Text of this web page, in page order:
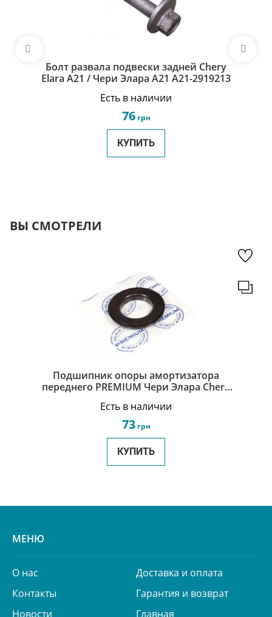
Болт развала подвески задней Chery
Elara A21 / Чери Элара A21 A21-2919213
Есть в наличии
76грн
КУПИТЬ
ВЫ СМОТРЕЛИ
Подшипник опоры амортизатора
переднего PREMIUM Чери Элара Chery
Есть в наличии
73грн
КУПИТЬ
МЕНЮ
О нас
Доставка и оплата
Контакты
Гарантия и возврат
Новости
Главная